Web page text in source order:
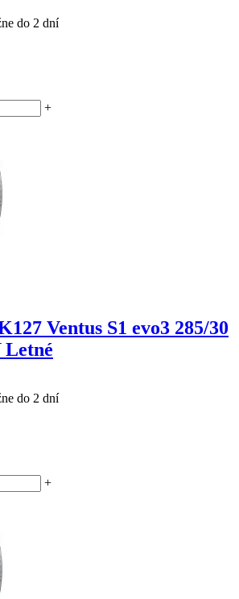
do 2 dní
+
Ventus S1 evo3 285/30
Letné
do 2 dní
+